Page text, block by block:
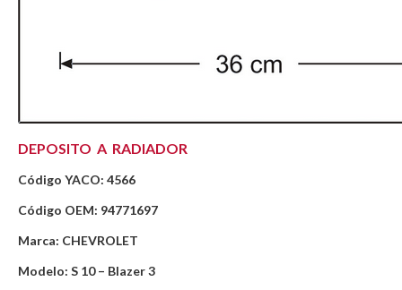
DEPOSITO A RADIADOR
Código YACO: 4566
Código OEM: 94771697
Marca: CHEVROLET
Modelo: S 10 – Blazer 3